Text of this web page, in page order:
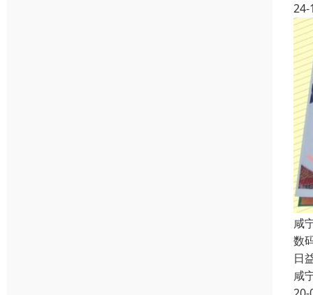
24-
咸
数
日
咸